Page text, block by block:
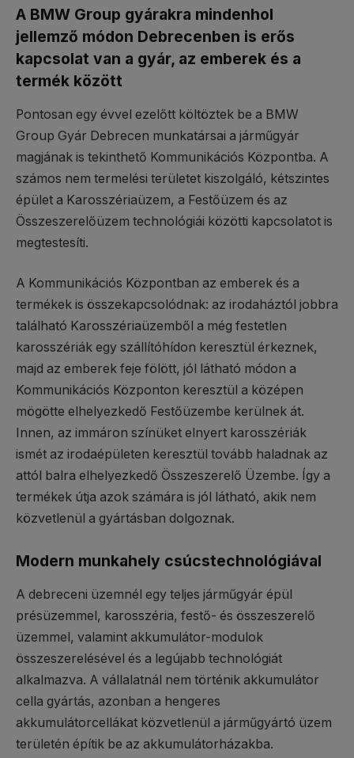
A BMW Group gyárakra mindenhol
jellemző módon Debrecenben is erős
kapcsolat van a gyár, az emberek és a
termék között
Pontosan egy évvel ezelőtt költöztek be a BMW
Group Gyár Debrecen munkatársai a járműgyár
magjának is tekinthető Kommunikációs Központba. A
számos nem termelési területet kiszolgáló, kétszintes
épület a Karosszériaüzem, a Festőüzem és az
Összeszerelőüzem technológiái közötti kapcsolatot is
megtestesíti.
A Kommunikációs Központban az emberek és a
termékek is összekapcsolódnak: az irodaháztól jobbra
található Karosszériaüzemből a még festetlen
karosszériák egy szállítóhídon keresztül érkeznek,
majd az emberek feje fölött, jól látható módon a
Kommunikációs Központon keresztül a középen
mögötte elhelyezkedő Festőüzembe kerülnek át.
Innen, az immáron színüket elnyert karosszériák
ismét az irodaépületen keresztül tovább haladnak az
attól balra elhelyezkedő Összeszerelő Üzembe. Így a
termékek útja azok számára is jól látható, akik nem
közvetlenül a gyártásban dolgoznak.
Modern munkahely csúcstechnológiával
A debreceni üzemnél egy teljes járműgyár épül
présüzemmel, karosszéria, festő- és összeszerelő
üzemmel, valamint akkumulátor-modulok
összeszerelésével és a legújabb technológiát
alkalmazva. A vállalatnál nem történik akkumulátor
cella gyártás, azonban a hengeres
akkumulátorcellákat közvetlenül a járműgyártó üzem
területén építik be az akkumulátorházakba.